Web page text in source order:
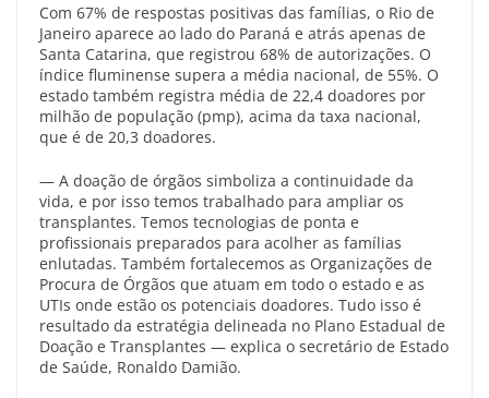
Com 67% de respostas positivas das famílias, o Rio de
Janeiro aparece ao lado do Paraná e atrás apenas de
Santa Catarina, que registrou 68% de autorizações. O
índice fluminense supera a média nacional, de 55%. O
estado também registra média de 22,4 doadores por
milhão de população (pmp), acima da taxa nacional,
que é de 20,3 doadores.
— A doação de órgãos simboliza a continuidade da
vida, e por isso temos trabalhado para ampliar os
transplantes. Temos tecnologias de ponta e
profissionais preparados para acolher as famílias
enlutadas. Também fortalecemos as Organizações de
Procura de Órgãos que atuam em todo o estado e as
UTIs onde estão os potenciais doadores. Tudo isso é
resultado da estratégia delineada no Plano Estadual de
Doação e Transplantes — explica o secretário de Estado
de Saúde, Ronaldo Damião.